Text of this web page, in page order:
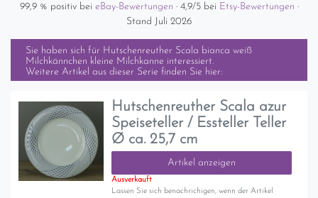
99,9 % positiv bei eBay-Bewertungen · 4,9/5 bei Etsy-Bewertungen ·
Stand Juli 2026
Sie haben sich für Hutschenreuther Scala bianca weiß
Milchkännchen kleine Milchkanne interessiert.
Weitere Artikel aus dieser Serie finden Sie hier:
Hutschenreuther Scala azur
Speiseteller / Essteller Teller
Ø ca. 25,7 cm
Artikel anzeigen
Ausverkauft
Lassen Sie sich benachrichigen, wenn der Artikel